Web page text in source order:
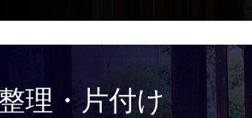
理・片付け